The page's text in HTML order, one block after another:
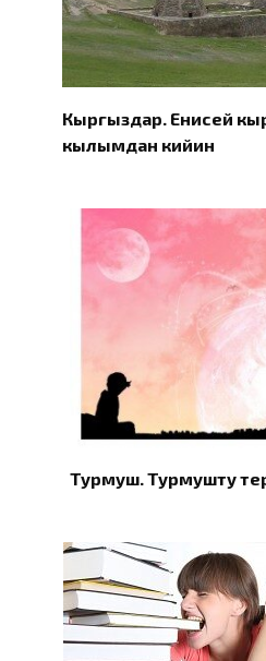
Кыргыздар. Eнисей
кылымдан кийин
Турмуш. Турмушту